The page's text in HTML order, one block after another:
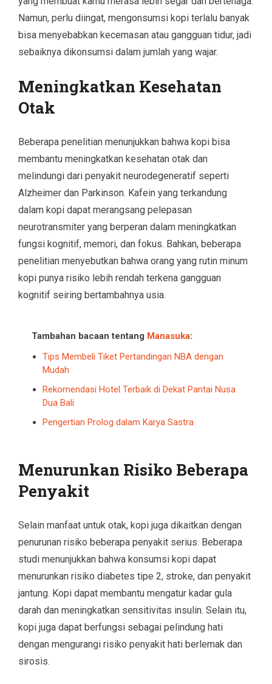
Namun, perlu diingat, mengonsumsi kopi terlalu banyak
bisa menyebabkan kecemasan atau gangguan tidur, jadi
sebaiknya dikonsumsi dalam jumlah yang wajar.
Meningkatkan Kesehatan
Otak
Beberapa penelitian menunjukkan bahwa kopi bisa
membantu meningkatkan kesehatan otak dan
melindungi dari penyakit neurodegeneratif seperti
Alzheimer dan Parkinson. Kafein yang terkandung
dalam kopi dapat merangsang pelepasan
neurotransmiter yang berperan dalam meningkatkan
fungsi kognitif, memori, dan fokus. Bahkan, beberapa
penelitian menyebutkan bahwa orang yang rutin minum
kopi punya risiko lebih rendah terkena gangguan
kognitif seiring bertambahnya usia.
Tambahan bacaan tentang Manasuka:
Tips Membeli Tiket Pertandingan NBA dengan
Mudah
Rekomendasi Hotel Terbaik di Dekat Pantai Nusa
Dua Bali
Pengertian Prolog dalam Karya Sastra
Menurunkan Risiko Beberapa
Penyakit
Selain manfaat untuk otak, kopi juga dikaitkan dengan
penurunan risiko beberapa penyakit serius. Beberapa
studi menunjukkan bahwa konsumsi kopi dapat
menurunkan risiko diabetes tipe 2, stroke, dan penyakit
jantung. Kopi dapat membantu mengatur kadar gula
darah dan meningkatkan sensitivitas insulin. Selain itu,
kopi juga dapat berfungsi sebagai pelindung hati
dengan mengurangi risiko penyakit hati berlemak dan
sirosis.